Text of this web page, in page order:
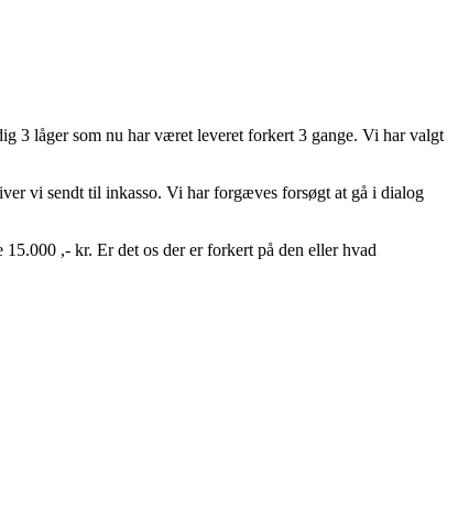
3 låger som nu har været leveret forkert 3 gange. Vi har valgt
vi sendt til inkasso. Vi har forgæves forsøgt at gå i dialog
,- kr. Er det os der er forkert på den eller hvad